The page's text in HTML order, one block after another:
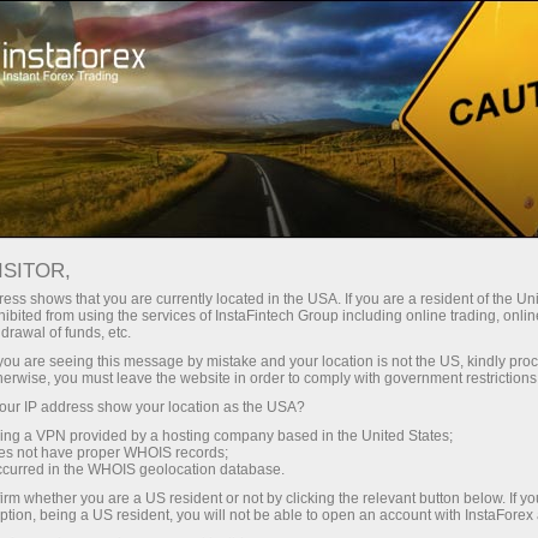
С InstaForex вы получаете
конкурентным возможностям:
кредитное плечо до 1:5000, одни
из лучших спредов и комиссий
на рынке, а также
привлекательные условия для
торговли акциями и индексами
Минимальные
Бонус 30%
на каждый депозит
Скорость
в трейдинге и на трассе
shows that you are currently located in the USA. If you are a resident of the
from using the services of InstaFintech Group including online trading,
of funds, etc.
are seeing this message by mistake and your location is not the US, kindly
you must leave the website in order to comply with government
IP address show your location as the USA?
a VPN provided by a hosting company based in the United States;
not have proper WHOIS records;
in the WHOIS geolocation database.
whether you are a US resident or not by clicking the relevant button below. If
being a US resident, you will not be able to open an account with InstaForex